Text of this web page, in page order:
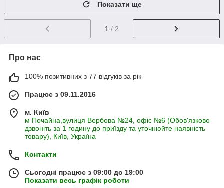
Показати ще
1 / 2
Про нас
100% позитивних з 77 відгуків за рік
Працює з 09.11.2016
м. Київ
м Почайна,вулиця Вербова №24, офіс №6 (Обов'язково
дзвоніть за 1 годину до приїзду та уточнюйте наявність
товару), Київ, Україна
Контакти
Сьогодні працює з 09:00 до 19:00
Показати весь графік роботи